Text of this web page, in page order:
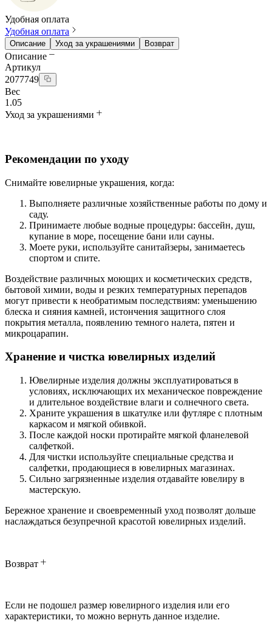
Удобная оплата
Удобная оплата
Описание Уход за украшениями Возврат
Описание
Артикул
2077749
Вес
1.05
Уход за украшениями
Рекомендации по уходу
Снимайте ювелирные украшения, когда:
Выполняете различные хозяйственные работы по дому и
саду.
Принимаете любые водные процедуры: бассейн, душ,
купание в море, посещение бани или сауны.
Моете руки, используйте санитайзеры, занимаетесь
спортом и спите.
Воздействие различных моющих и косметических средств,
бытовой химии, воды и резких температурных перепадов
могут привести к необратимым последствиям: уменьшению
блеска и сияния камней, истончения защитного слоя
покрытия металла, появлению темного налета, пятен и
микроцарапин.
Хранение и чистка ювелирных изделий
Ювелирные изделия должны эксплуатироваться в
условиях, исключающих их механическое повреждение
и длительное воздействие влаги и солнечного света.
Храните украшения в шкатулке или футляре с плотным
каркасом и мягкой обивкой.
После каждой носки протирайте мягкой фланелевой
салфеткой.
Для чистки используйте специальные средства и
салфетки, продающиеся в ювелирных магазинах.
Сильно загрязненные изделия отдавайте ювелиру в
мастерскую.
Бережное хранение и своевременный уход позволят дольше
наслаждаться безупречной красотой ювелирных изделий.
Возврат
Если не подошел размер ювелирного изделия или его
характеристики, то можно вернуть данное изделие.